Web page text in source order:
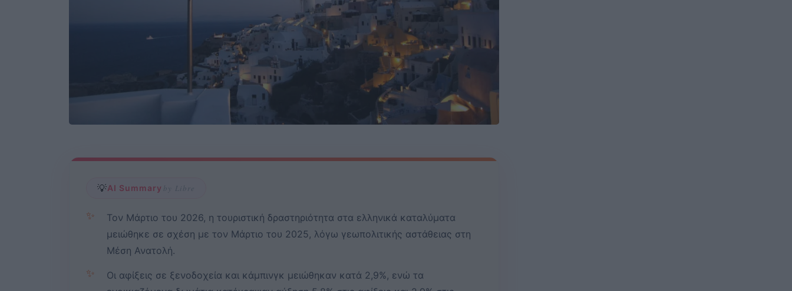
💡AI Summary by Libre
✨
Τον Μάρτιο του 2026, η τουριστική δραστηριότητα στα ελληνικά καταλύματα
μειώθηκε σε σχέση με τον Μάρτιο του 2025, λόγω γεωπολιτικής αστάθειας στη
Μέση Ανατολή.
✨
Οι αφίξεις σε ξενοδοχεία και κάμπινγκ μειώθηκαν κατά 2,9%, ενώ τα